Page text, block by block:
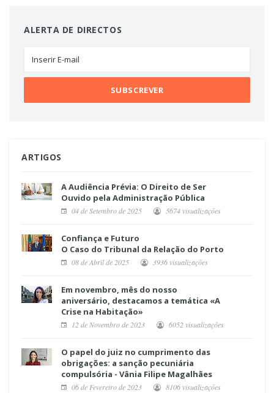
ALERTA DE DIRECTOS
ARTIGOS
A Audiência Prévia: O Direito de Ser
Ouvido pela Administração Pública
04 de Setembro de 2025 5674 visualizações
Confiança e Futuro
O Caso do Tribunal da Relação do Porto
08 de Abril de 2025 3936 visualizações
Em novembro, mês do nosso
aniversário, destacamos a temática «A
Crise na Habitação»
12 de Novembro de 2023 6052 visualizações
O papel do juiz no cumprimento das
obrigações: a sanção pecuniária
compulsória - Vânia Filipe Magalhães
06 de Fevereiro de 2023 8106 visualizações